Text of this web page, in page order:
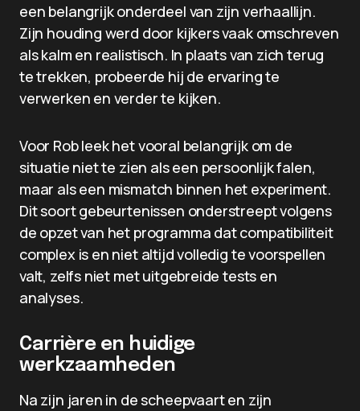
een belangrijk onderdeel van zijn verhaallijn.
Zijn houding werd door kijkers vaak omschreven
als kalm en realistisch. In plaats van zich terug
te trekken, probeerde hij de ervaring te
verwerken en verder te kijken.
Voor Rob leek het vooral belangrijk om de
situatie niet te zien als een persoonlijk falen,
maar als een mismatch binnen het experiment.
Dit soort gebeurtenissen onderstreept volgens
de opzet van het programma dat compatibiliteit
complex is en niet altijd volledig te voorspellen
valt, zelfs niet met uitgebreide tests en
analyses.
Carrière en huidige
werkzaamheden
Na zijn jaren in de scheepvaart en zijn